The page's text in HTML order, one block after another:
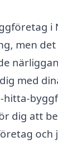
i
men
med
hitta-
dig att
och